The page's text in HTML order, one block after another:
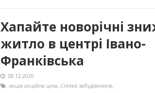
Хапайте новорічні
житло в центрі Івано-
Франківська
28.12.2020
акція акційна ціна, Спілка забудівників,